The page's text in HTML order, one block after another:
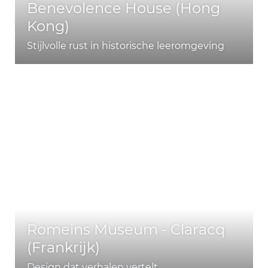
Benevolence House (Hong
Kong)
Stijlvolle rust in historische leeromgeving
Romeins Museum - Claracq
(Frankrijk)